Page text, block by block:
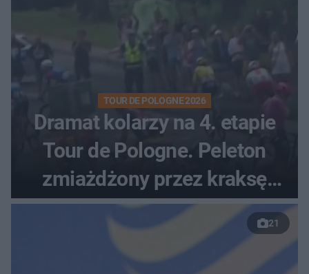
TOUR DE POLOGNE 2026
Dramat kolarzy na 4. etapie
Tour de Pologne. Peleton
zmiażdżony przez kraksę
przed Karpaczem
21